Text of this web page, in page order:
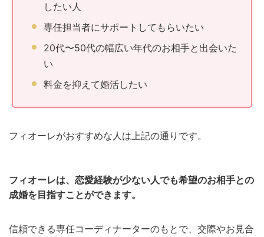
したい人
専任担当者にサポートしてもらいたい
20代〜50代の幅広い年代のお相手と出会いた
い
料金を抑えて婚活したい
フィオーレがおすすめな人は上記の通りです。
フィオーレは、恋愛経験が少ない人でも希望のお相手との
成婚を目指すことができます。
信頼できる専任コーディナーターのもとで、交際やお見合